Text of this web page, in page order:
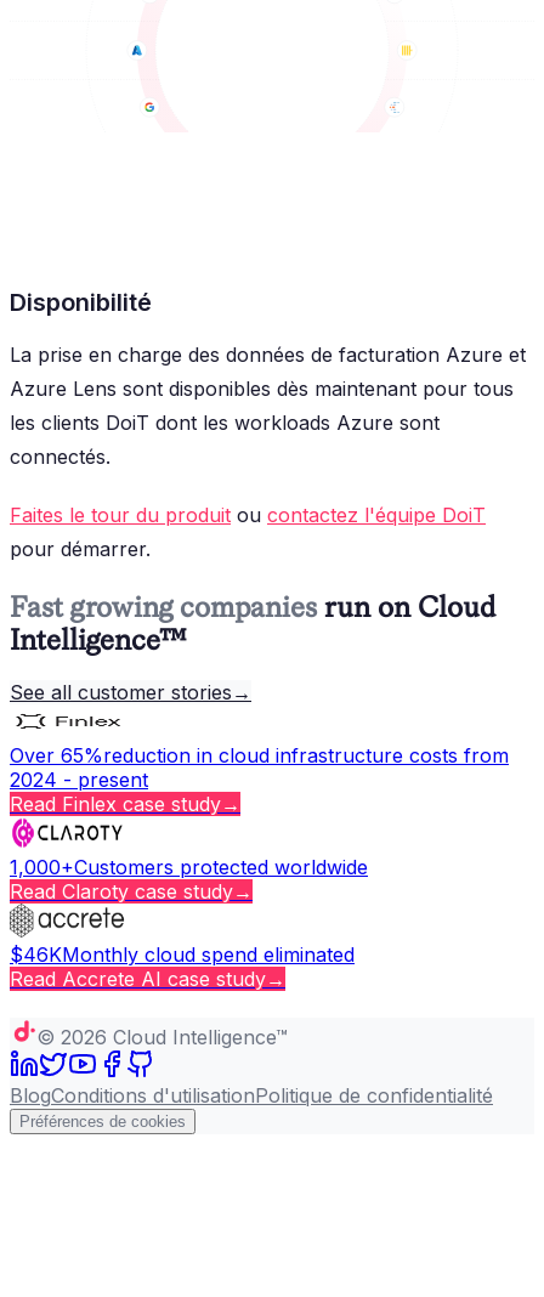
Disponibilité
La prise en charge des données de facturation Azure et
Azure Lens sont disponibles dès maintenant pour tous
les clients DoiT dont les workloads Azure sont
connectés.
Faites le tour du produit ou contactez l'équipe DoiT
pour démarrer.
Fast growing companies run on Cloud
Intelligence™
See all customer stories →
Over 65%reduction in cloud infrastructure costs from
2024 - present
Read Finlex case study→
1,000+Customers protected worldwide
Read Claroty case study→
$46KMonthly cloud spend eliminated
Read Accrete AI case study→
© 2026 Cloud Intelligence™
BlogConditions d'utilisationPolitique de confidentialité
Préférences de cookies